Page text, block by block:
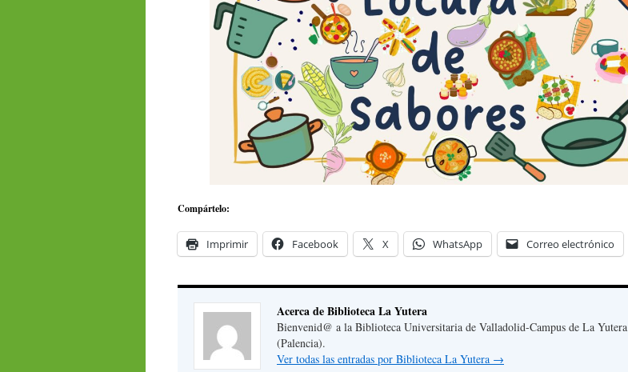
Compártelo:
Imprimir Facebook X WhatsApp Correo electrónico
Acerca de Biblioteca La Yutera
Bienvenid@ a la Biblioteca Universitaria de Valladolid-Campus de La Yutera
(Palencia).
Ver todas las entradas por Biblioteca La Yutera →